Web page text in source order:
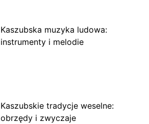
Kaszubska muzyka ludowa:
instrumenty i melodie
Kaszubskie tradycje weselne:
obrzędy i zwyczaje